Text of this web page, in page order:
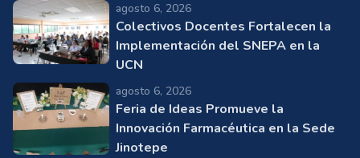
agosto 6, 2026
Colectivos Docentes Fortalecen la
Implementación del SNEPA en la
UCN
agosto 6, 2026
Feria de Ideas Promueve la
Innovación Farmacéutica en la Sede
Jinotepe